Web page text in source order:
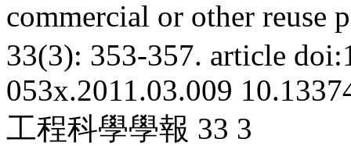
commercial or other reuse
33(3): 353-357. article
053x.2011.03.009
工程科學學報 33 3